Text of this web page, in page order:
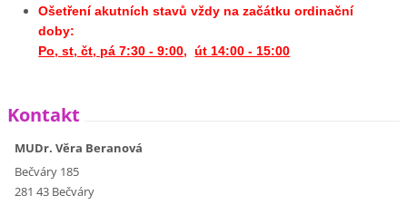
Ošetření akutních stavů vždy na začátku ordinační
doby:
Po, st, čt, pá 7:30 - 9:00,út 14:00 - 15:00
Kontakt
MUDr. Věra Beranová
Bečváry 185
281 43 Bečváry